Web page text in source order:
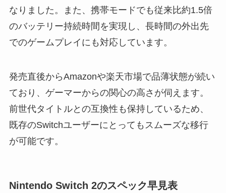
なりました。また、携帯モードでも従来比約1.5倍
のバッテリー持続時間を実現し、長時間の外出先
でのゲームプレイにも対応しています。
発売直後からAmazonや楽天市場で品薄状態が続い
ており、ゲーマーからの関心の高さが伺えます。
前世代タイトルとの互換性も保持しているため、
既存のSwitchユーザーにとってもスムーズな移行
が可能です。
Nintendo Switch 2のスペック早見表